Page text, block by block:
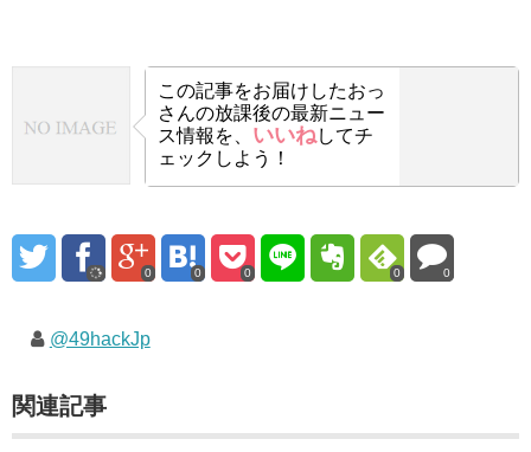
この記事をお届けしたおっ
さんの放課後の最新ニュー
ス情報を、 いいねしてチ
ェックしよう！
0 0 0 0 0
@49hackJp
関連記事